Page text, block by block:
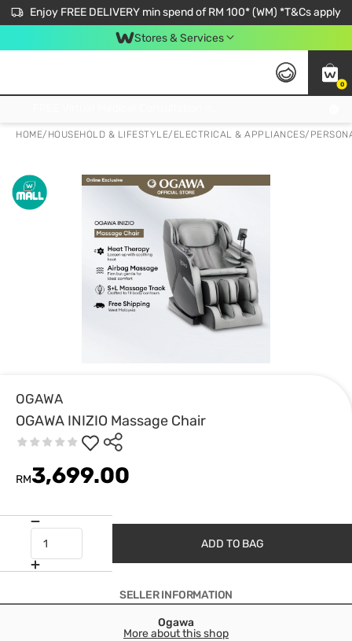
Enjoy FREE DELIVERY min spend of RM 100* (WM) *T&Cs apply
Stores & Services
0
HOME/ HOUSEHOLD & LIFESTYLE/ ELECTRICAL & APPLIANCES/
OGAWA
OGAWA INIZIO Massage Chair
RM3,699.00
ADD TO BAG
SELLER INFORMATION
Ogawa
More about this shop